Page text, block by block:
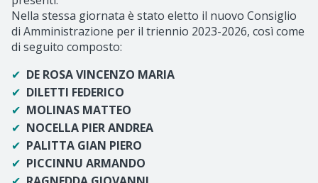
Nella stessa giornata è stato eletto il nuovo Consiglio
di Amministrazione per il triennio 2023-2026, così come
di seguito composto:
✔ DE ROSA VINCENZO MARIA
✔ DILETTI FEDERICO
✔ MOLINAS MATTEO
✔ NOCELLA PIER ANDREA
✔ PALITTA GIAN PIERO
✔ PICCINNU ARMANDO